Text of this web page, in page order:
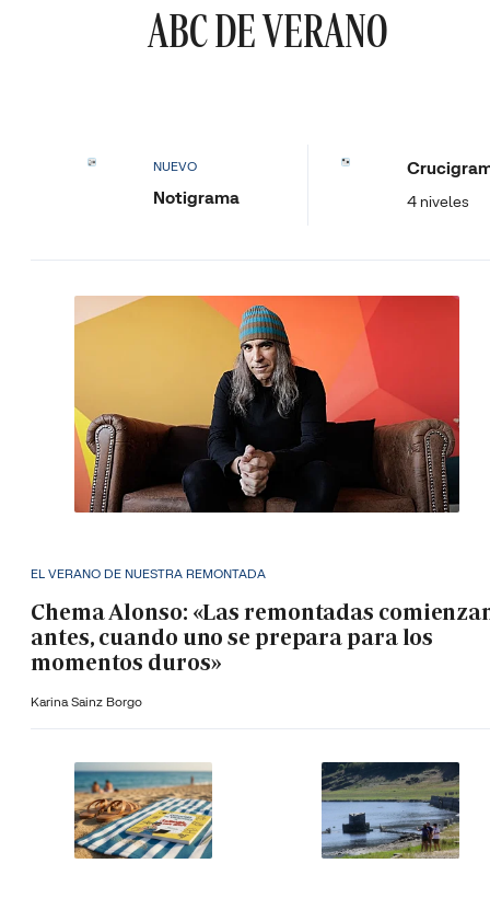
ABC DE VERANO
NUEVO
Notigrama 4 niveles
EL VERANO DE NUESTRA REMONTADA
Chema Alonso: «Las remontadas
antes, cuando uno se prepara para los
momentos duros»
Karina Sainz Borgo